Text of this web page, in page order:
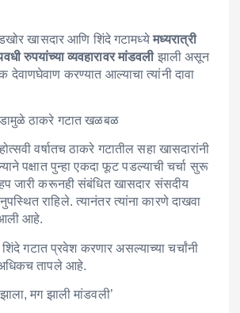
खासदार आणि शिंदे गटामध्येमध्यरात्री
रुपयांच्या व्यवहारावर मांडवलीझाली असून
देवाणघेवाण करण्यात आल्याचा त्यांनी दावा
ठाकरे गटात खळबळ
वर्षातच ठाकरे गटातील सहा खासदारांनी
पक्षात पुन्हा एकदा फूट पडल्याची चर्चा सुरू
जारी करूनही संबंधित खासदार संसदीय
राहिले. त्यानंतर त्यांना कारणे दाखवा
आली आहे.
गटात प्रवेश करणार असल्याच्या चर्चांनी
तापले आहे.
मग झाली मांडवली’